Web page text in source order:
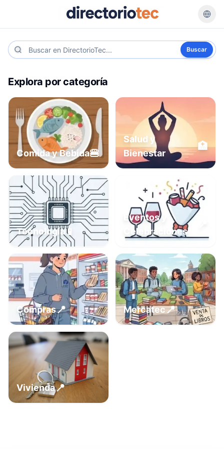
Buscar
Explora por categoría
Comida y Bebida🍔
Salud y
Bienestar
🏥
Tecnología📱
Eventos y
Celebraciones
Compras📍 Mercatec📍
Vivienda📍